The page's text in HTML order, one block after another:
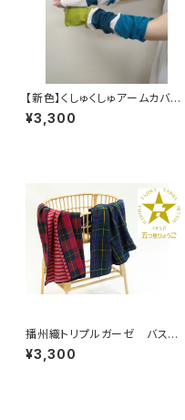
【新色】くしゅくしゅアームカバ
ー 深緑
¥3,300
播州織トリプルガーゼ バスタ
オル
¥3,300